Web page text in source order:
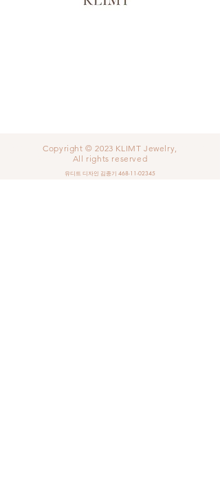
청담커플링 - 청담예물 - 청담웨딩밴드 - 청담결혼
예물 - 청담결혼반지 / 클림트주얼리
Copyright © 2023 KLIMT Jewelry,
All rights reserved
유디트 디자인 김종기 468-11-02345